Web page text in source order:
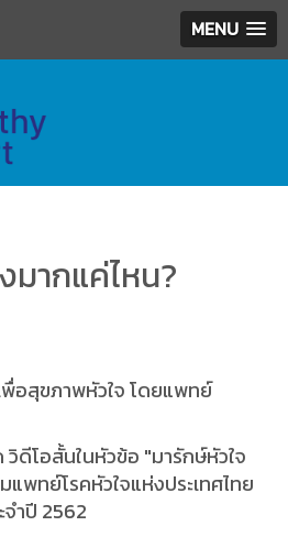
MENU
ากแค่ไหน?
พื่อสุขภาพหัวใจ โดยแพทย์
วิดีโอสั้นในหัวข้อ "มารักษ์หัวใจ
แพทย์โรคหัวใจแห่งประเทศไทย
จำปี 2562